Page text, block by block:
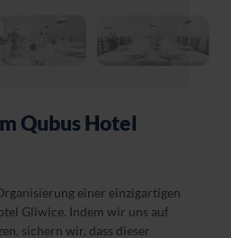
Qubus Hotel
einer einzigartigen
Gliwice. Indem wir uns auf
sichern wir, dass dieser